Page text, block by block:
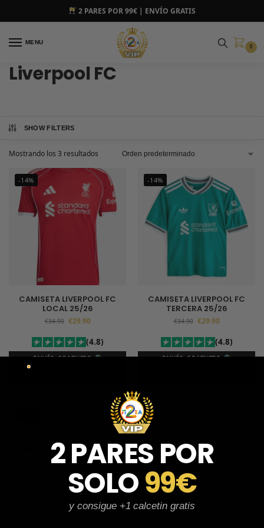
2 PARES POR 99€ | ENVÍO GRATIS
MENU
0
Liverpool FC
SHOW FILTERS
Mostrando los 3 resultados
-14%
CAMISETA LIVERPOOL FC
LOCAL 25/26
€34.90 €29.90
(4.8)
ENVÍO GRATUITO
-14%
CAMISETA LIVERPOOL FC
TERCERA 25/26
€34.90 €29.90
(4.8)
ENVÍO GRATUITO
2 PARES POR
SOLO99€
y consigue +1 calcetin gratis